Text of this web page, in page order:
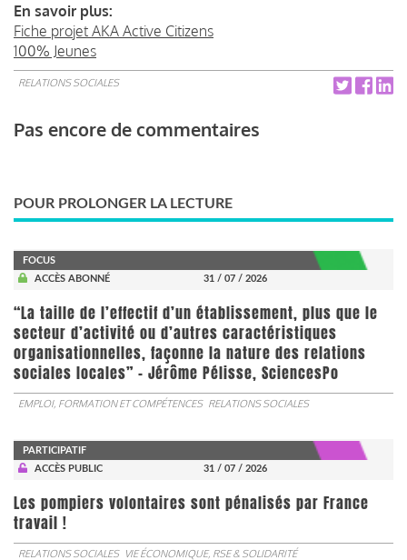
En savoir plus:
Fiche projet AKA Active Citizens
100% Jeunes
RELATIONS SOCIALES
Pas encore de commentaires
POUR PROLONGER LA LECTURE
FOCUS
ACCÈS ABONNÉ
31 / 07 / 2026
“La taille de l’effectif d’un établissement, plus que le
secteur d’activité ou d’autres caractéristiques
organisationnelles, façonne la nature des relations
sociales locales” - Jérôme Pélisse, SciencesPo
EMPLOI, FORMATION ET COMPÉTENCES RELATIONS SOCIALES
PARTICIPATIF
ACCÈS PUBLIC
31 / 07 / 2026
Les pompiers volontaires sont pénalisés par France
travail !
RELATIONS SOCIALES VIE ÉCONOMIQUE, RSE & SOLIDARITÉ